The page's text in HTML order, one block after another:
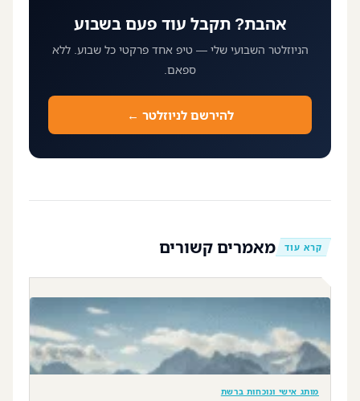
אהבת? תקבל עוד פעם בשבוע
הניוזלטר השבועי שלי — טיפ אחד פרקטי כל שבוע. ללא
ספאם.
להירשם לניוזלטר ←
קרא עוד מאמרים קשורים
מותג אישי ונוכחות ברשת